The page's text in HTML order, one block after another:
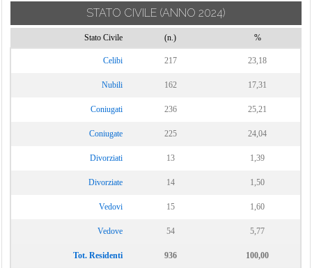
STATO CIVILE (ANNO 2024)
Stato Civile (n.) %
Celibi 217 23,18
Nubili 162 17,31
Coniugati 236 25,21
Coniugate 225 24,04
Divorziati 13 1,39
Divorziate 14 1,50
Vedovi 15 1,60
Vedove 54 5,77
Tot. Residenti 936 100,00